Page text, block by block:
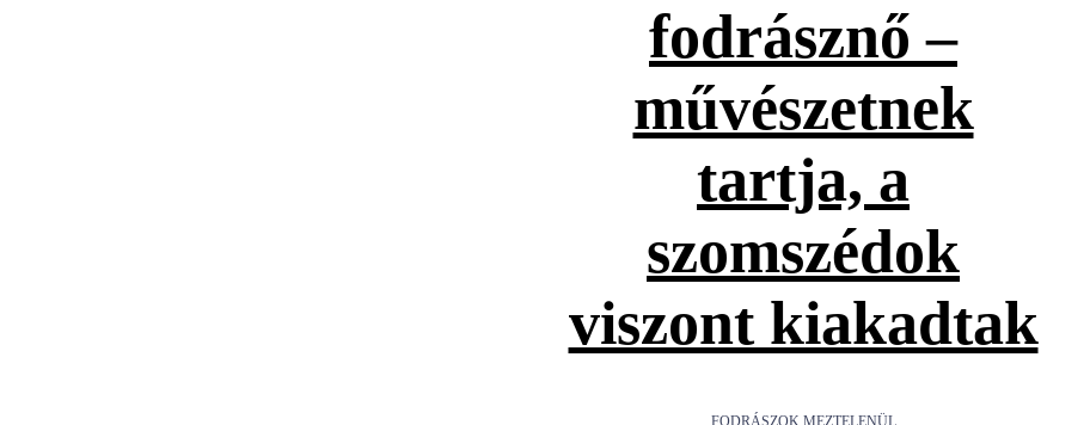
fodrásznő –
művészetnek
tartja, a
szomszédok
viszont kiakadtak
FODRÁSZOK MEZTELENÜL